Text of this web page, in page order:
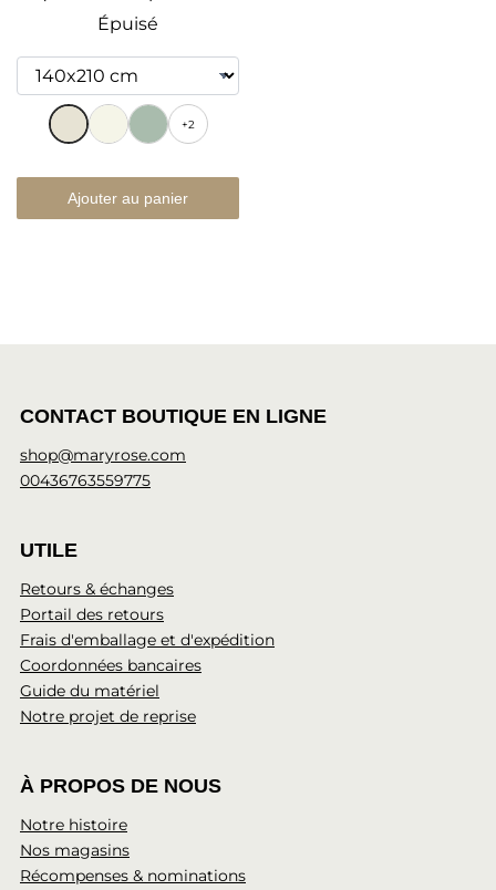
Épuisé
+2
Ajouter au panier
CONTACT BOUTIQUE EN LIGNE
shop@maryrose.com
00436763559775
UTILE
Retours & échanges
Portail des retours
Frais d'emballage et d'expédition
Coordonnées bancaires
Guide du matériel
Notre projet de reprise
À PROPOS DE NOUS
Notre histoire
Nos magasins
Récompenses & nominations